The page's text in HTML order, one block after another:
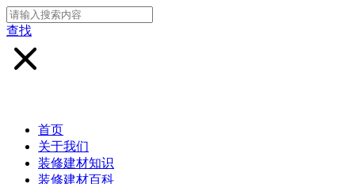
查找
首页
关于我们
装修建材知识
装修建材百科